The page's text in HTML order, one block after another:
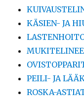
KÄSIEN- JA
PEILI- JA
ROSKA-